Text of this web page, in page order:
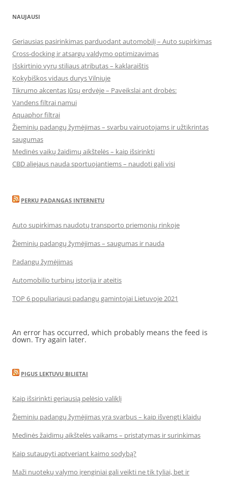
NAUJAUSI
Geriausias pasirinkimas parduodant automobilį – Auto supirkimas
Cross-docking ir atsargų valdymo optimizavimas
Išskirtinio vyrų stiliaus atributas – kaklaraištis
Kokybiškos vidaus durys Vilniuje
Tikrumo akcentas Jūsų erdvėje – Paveikslai ant drobės:
Vandens filtrai namui
Aquaphor filtrai
Žieminių padangų žymėjimas – svarbu vairuotojams ir užtikrintas
saugumas
Medinės vaikų žaidimų aikštelės – kaip išsirinkti
CBD aliejaus nauda sportuojantiems – naudoti gali visi
PERKU PADANGAS INTERNETU
Auto supirkimas naudotų transporto priemonių rinkoje
Žieminių padangų žymėjimas – saugumas ir nauda
Padangų žymėjimas
Automobilio turbinų istorija ir ateitis
TOP 6 populiariausi padangų gamintojai Lietuvoje 2021
An error has occurred, which probably means the feed is
down. Try again later.
PIGUS LEKTUVU BILIETAI
Kaip išsirinkti geriausią pelėsio valiklį
Žieminių padangų žymėjimas yra svarbus – kaip išvengti klaidų
Medinės žaidimų aikštelės vaikams – pristatymas ir surinkimas
Kaip sutaupyti aptveriant kaimo sodybą?
Maži nuotekų valymo įrenginiai gali veikti ne tik tyliai, bet ir